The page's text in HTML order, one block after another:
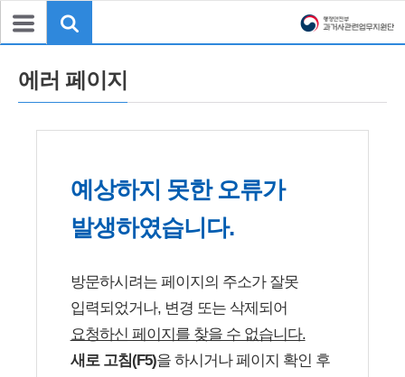
에러 페이지
예상하지 못한 오류가
발생하였습니다.
방문하시려는 페이지의 주소가 잘못
입력되었거나, 변경 또는 삭제되어
요청하신 페이지를 찾을 수 없습니다.
새로 고침(F5)을 하시거나 페이지 확인 후